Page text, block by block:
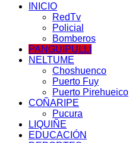
INICIO
RedTv
Policial
Bomberos
PANGUIPULLI
NELTUME
Choshuenco
Puerto Fuy
Puerto Pirehueico
COÑARIPE
Pucura
LIQUIÑE
EDUCACIÓN